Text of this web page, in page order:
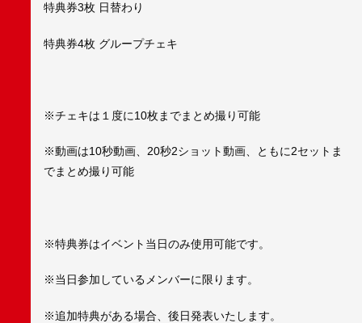
特典券3枚 日替わり
特典券4枚 グループチェキ
※チェキは１度に10枚までまとめ撮り可能
※動画は10秒動画、20秒2ショット動画、ともに2セットま
でまとめ撮り可能
※特典券はイベント当日のみ使用可能です。
※当日参加しているメンバーに限ります。
※追加特典がある場合、後日発表いたします。